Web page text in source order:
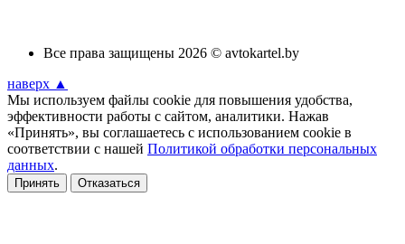
Все права защищены 2026 © avtokartel.by
наверх ▲
Мы используем файлы cookie для повышения удобства,
эффективности работы с сайтом, аналитики. Нажав
«Принять», вы соглашаетесь с использованием cookie в
соответствии с нашей Политикой обработки персональных
данных.
Принять Отказаться